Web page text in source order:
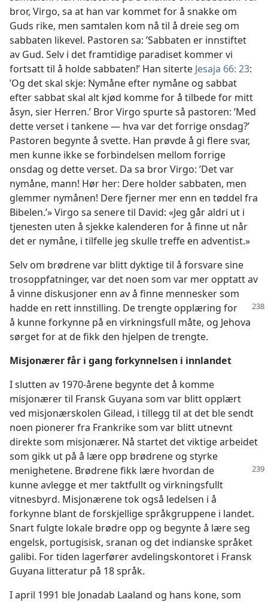
bror, Virgo, sa at han var kommet for å snakke om
Guds rike, men samtalen kom nå til å dreie seg om
sabbaten likevel. Pastoren sa: ’Sabbaten er innstiftet
av Gud. Selv i det framtidige paradiset kommer vi
fortsatt til å holde sabbaten!’ Han siterte Jesaja 66: 23:
’Og det skal skje: Nymåne efter nymåne og sabbat
efter sabbat skal alt kjød komme for å tilbede for mitt
åsyn, sier Herren.’ Bror Virgo spurte så pastoren: ’Med
dette verset i tankene — hva var det forrige onsdag?’
Pastoren begynte å svette. Han prøvde å gi flere svar,
men kunne ikke se forbindelsen mellom forrige
onsdag og dette verset. Da sa bror Virgo: ’Det var
nymåne, mann! Hør her: Dere holder sabbaten, men
glemmer nymånen! Dere fjerner mer enn en tøddel fra
Bibelen.’» Virgo sa senere til David: «Jeg går aldri ut i
tjenesten uten å sjekke kalenderen for å finne ut når
det er nymåne, i tilfelle jeg skulle treffe en adventist.»
Selv om brødrene var blitt dyktige til å forsvare sine
trosoppfatninger, var det noen som var mer opptatt av
å vinne diskusjoner enn av å finne mennesker som
hadde en rett innstilling. De trengte opplæring for
å kunne forkynne på en virkningsfull måte, og Jehova
sørget for at de fikk den hjelpen de trengte.
Misjonærer får i gang forkynnelsen i innlandet
I slutten av 1970-årene begynte det å komme
misjonærer til Fransk Guyana som var blitt opplært
ved misjonærskolen Gilead, i tillegg til at det ble sendt
noen pionerer fra Frankrike som var blitt utnevnt
direkte som misjonærer. Nå startet det viktige arbeidet
som gikk ut på å lære opp brødrene og styrke
menighetene. Brødrene fikk lære hvordan de
kunne avlegge et mer taktfullt og virkningsfullt
vitnesbyrd. Misjonærene tok også ledelsen i å
forkynne blant de forskjellige språkgruppene i landet.
Snart fulgte lokale brødre opp og begynte å lære seg
engelsk, portugisisk, sranan og det indianske språket
galibi. For tiden lagerfører avdelingskontoret i Fransk
Guyana litteratur på 18 språk.
I april 1991 ble Jonadab Laaland og hans kone, som